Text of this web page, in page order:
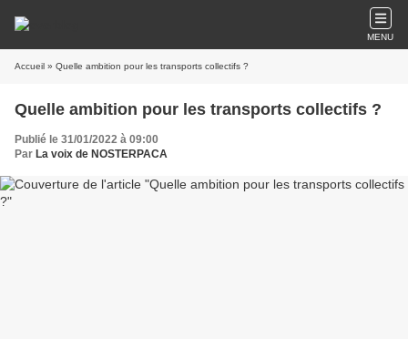
MENU
Accueil » Quelle ambition pour les transports collectifs ?
Quelle ambition pour les transports collectifs ?
Publié le 31/01/2022 à 09:00
Par La voix de NOSTERPACA